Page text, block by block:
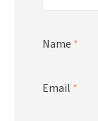
Name *
Email *